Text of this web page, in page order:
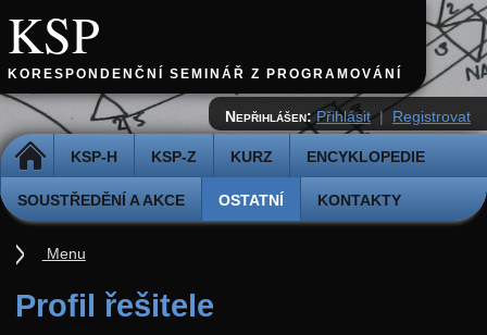
KSP
KORESPONDENČNÍ SEMINÁŘ Z PROGRAMOVÁNÍ
DOMŮ KSP-H KSP-Z KURZ ENCYKLOPEDIE
SOUSTŘEDĚNÍ A AKCE OSTATNÍ KONTAKTY
Nepřihlášen: Přihlásit | Registrovat
Profil řešitele
Menu